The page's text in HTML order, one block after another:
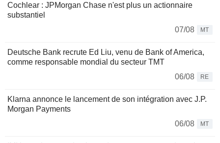
Cochlear : JPMorgan Chase n'est plus un actionnaire
substantiel
07/08
MT
Deutsche Bank recrute Ed Liu, venu de Bank of America,
comme responsable mondial du secteur TMT
06/08
RE
Klarna annonce le lancement de son intégration avec J.P.
Morgan Payments
06/08
MT